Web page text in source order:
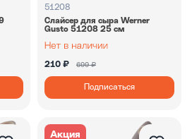
51208
Слайсер для сыра Werner
Gusto 51208 25 см
210 ₽ 699 ₽
Подписаться
Акция